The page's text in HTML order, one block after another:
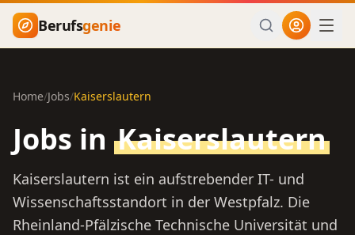
Zum Hauptinhalt springen
Berufsgenie
Home/Jobs/Kaiserslautern
Jobs in Kaiserslautern
Kaiserslautern ist ein aufstrebender IT- und
Wissenschaftsstandort in der Westpfalz. Die
Rheinland-Pfälzische Technische Universität und